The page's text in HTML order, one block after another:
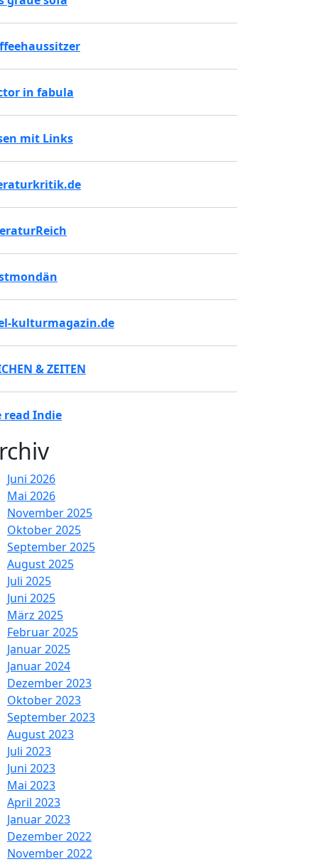
in fabula
mit Links
kulturmagazin.de
& ZEITEN
read Indie
Juni 2026
Mai 2026
November 2025
Oktober 2025
September 2025
August 2025
Juli 2025
Juni 2025
März 2025
Februar 2025
Januar 2025
Januar 2024
Dezember 2023
Oktober 2023
September 2023
August 2023
Juli 2023
Juni 2023
Mai 2023
April 2023
Januar 2023
Dezember 2022
November 2022